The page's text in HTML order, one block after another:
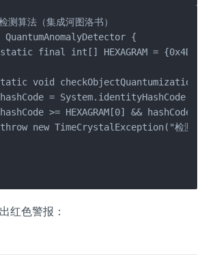
算法（集成河图洛书）
{
final int[] HEXAGRAM =
void
=
>= HEXAGRAM[0] && hashCode
new TimeCrystalException("检测到
红色警报：